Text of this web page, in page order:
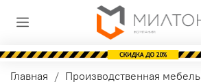
Главная
Производственная мебель